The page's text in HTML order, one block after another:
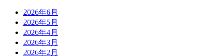
2026年6月
2026年5月
2026年4月
2026年3月
2026年2月